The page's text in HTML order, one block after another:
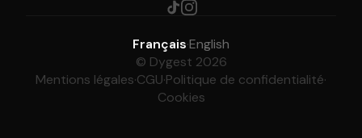
Français·English
© Dygest 2026
Mentions légales·CGU·Politique de confidentialité·
Cookies